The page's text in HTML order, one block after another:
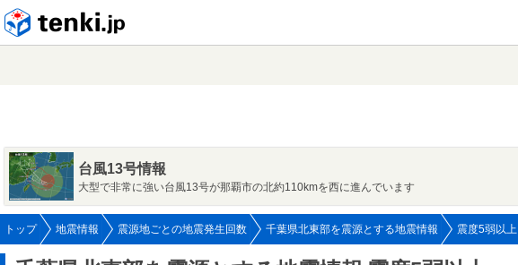
台風13号情報
大型で非常に強い台風13号が那覇市の北約110kmを西に進んでいます
トップ 地震情報 震源地ごとの地震発生回数 千葉県北東部を震源とする地震情報 震度5弱以上